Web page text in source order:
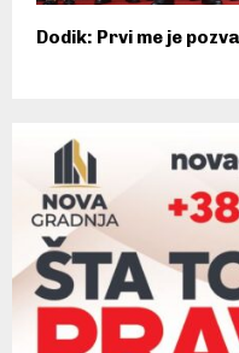
Dodik: Prvi me je